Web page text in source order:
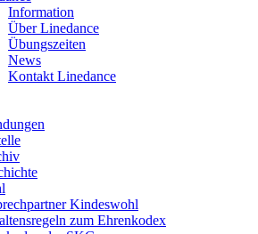
Information
Über Linedance
Übungszeiten
News
Kontakt Linedance
Kindeswohl
zum Ehrenkodex